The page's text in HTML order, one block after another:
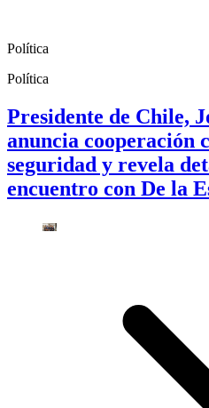
Política
Política
Presidente de Chile,
anuncia cooperación
seguridad y revela
encuentro con De la